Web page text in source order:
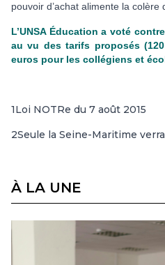
pouvoir d’achat alimente la colère
L’UNSA Éducation a voté
au vu des tarifs proposés
euros pour les collégiens et
1Loi NOTRe du 7 août 2015
2Seule la Seine-Maritime
À LA UNE